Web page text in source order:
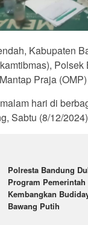
Kabupaten
Praja
hari di
Sabtu (8/12/
Polresta Bandung
Program Pemerintah
Kembangkan
Bawang Putih